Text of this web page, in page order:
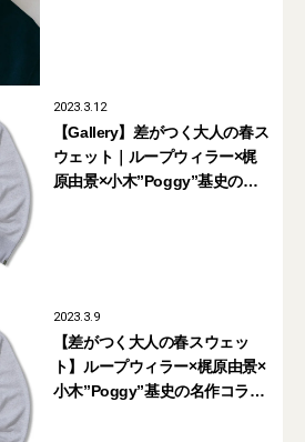
2023.3.12
【Gallery】差がつく大人の春ス
ウェット｜ループウィラー×梶
原由景×小木”Poggy”基史の名
2023.3.9
【差がつく大人の春スウェッ
ト】ループウィラー×梶原由景×
小木”Poggy”基史の名作コラボ